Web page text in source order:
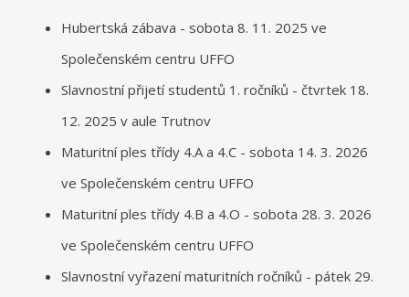
Hubertská zábava - sobota 8. 11. 2025 ve
Společenském centru UFFO
Slavnostní přijetí studentů 1. ročníků - čtvrtek 18.
12. 2025 v aule Trutnov
Maturitní ples třídy 4.A a 4.C - sobota 14. 3. 2026
ve Společenském centru UFFO
Maturitní ples třídy 4.B a 4.O - sobota 28. 3. 2026
ve Společenském centru UFFO
Slavnostní vyřazení maturitních ročníků - pátek 29.